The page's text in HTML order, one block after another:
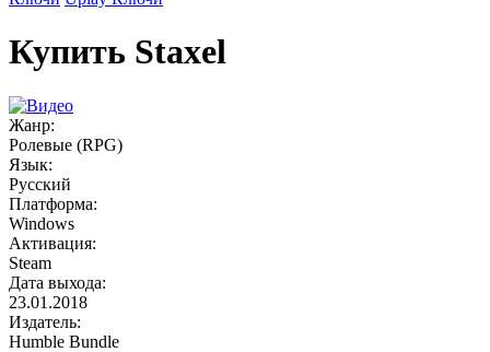
Купить Staxel
Жанр:
Ролевые (RPG)
Язык:
Русский
Платформа:
Windows
Активация:
Steam
Дата выхода:
23.01.2018
Издатель:
Humble Bundle